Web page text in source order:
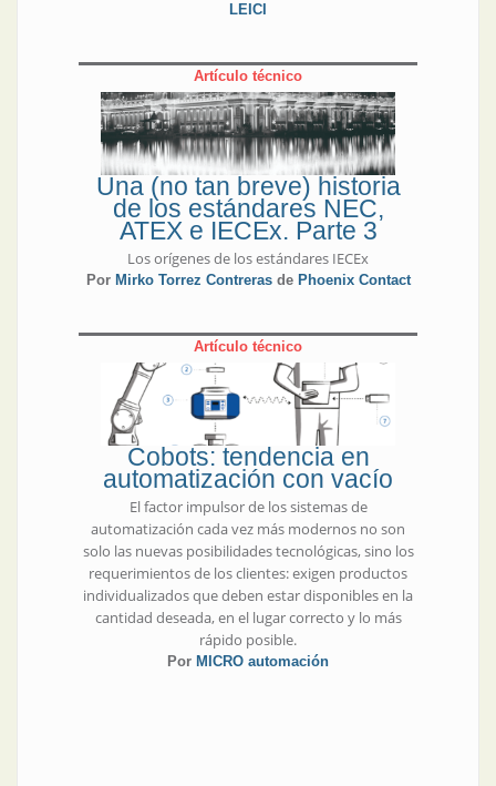
LEICI
Artículo técnico
Una (no tan breve) historia
de los estándares NEC,
ATEX e IECEx. Parte 3
Los orígenes de los estándares IECEx
Por Mirko Torrez Contrerasde Phoenix Contact
Artículo técnico
Cobots: tendencia en
automatización con vacío
El factor impulsor de los sistemas de
automatización cada vez más modernos no son
solo las nuevas posibilidades tecnológicas, sino los
requerimientos de los clientes: exigen productos
individualizados que deben estar disponibles en la
cantidad deseada, en el lugar correcto y lo más
rápido posible.
Por MICRO automación